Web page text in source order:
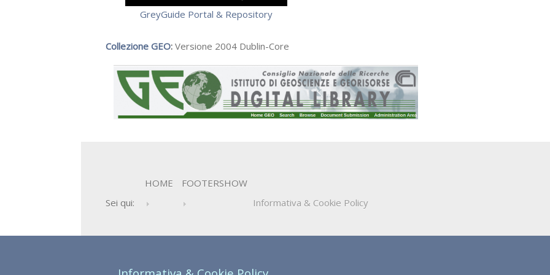
GreyGuide Portal & Repository
Collezione GEO: Versione 2004 Dublin-Core
Sei qui:
HOME
FOOTERSHOW
Informativa & Cookie Policy